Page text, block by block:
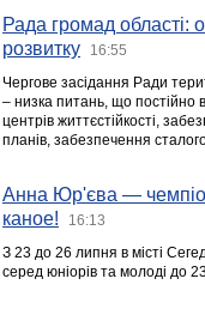
Рада громад області:
розвитку
16:55
Чергове засідання Ради
– низка питань, що постійно
центрів життєстійкості,
планів, забезпечення
Анна Юр'єва —
каное!
16:13
З 23 до 26 липня в місті
серед юніорів та молоді до